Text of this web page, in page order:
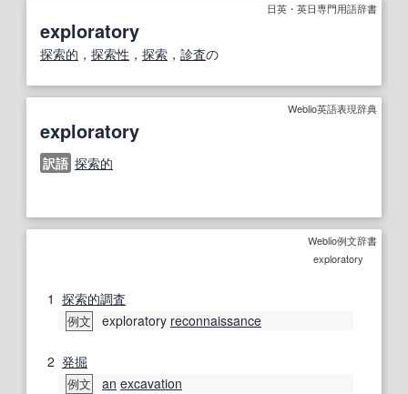
日英・英日専門用語辞書
exploratory
探索的 ， 探索性 ， 探索 ， 診査の
Weblio英語表現辞典
exploratory
訳語 探索的
Weblio例文辞書
exploratory
1 探索的調査
例文 exploratory reconnaissance
2 発掘
例文 an excavation